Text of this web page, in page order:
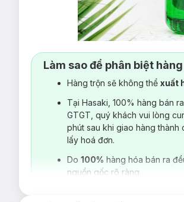
Làm sao để phân biệt
Hàng trộn sẽ không thể xuất
Tại Hasaki, 100% hàng bán
GTGT, quý khách vui lòng
phút sau khi giao hàng
lấy hoá đơn.
Do 100% hàng hóa bán ra
nguồn gốc rõ ràng.